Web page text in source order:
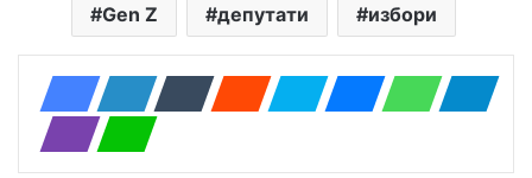
Gen Z депутати избори